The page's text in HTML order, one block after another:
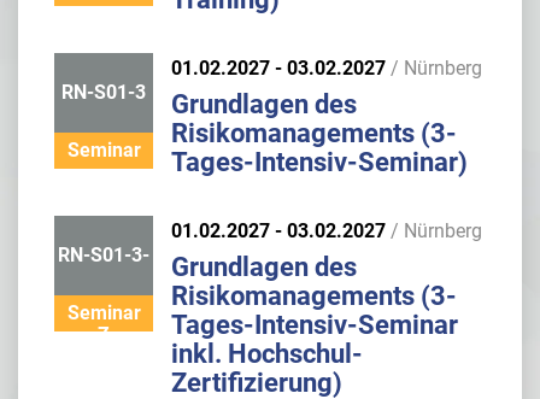
RN-S01-3
Seminar
01.02.2027 - 03.02.2027 / Nürnberg
Grundlagen des
Risikomanagements (3-
Tages-Intensiv-Seminar)
RN-S01-3-
Z
Seminar
01.02.2027 - 03.02.2027 / Nürnberg
Grundlagen des
Risikomanagements (3-
Tages-Intensiv-Seminar
inkl. Hochschul-
Zertifizierung)